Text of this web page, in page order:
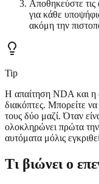
Αποθηκεύστε τις
για κάθε
ακόμη την
Tip
Η απαίτηση NDA και η
διακόπτες. Μπορείτε
τους δύο μαζί. Όταν
ολοκληρώνει πρώτα
αυτόματα μόλις
Τι βιώνει ο